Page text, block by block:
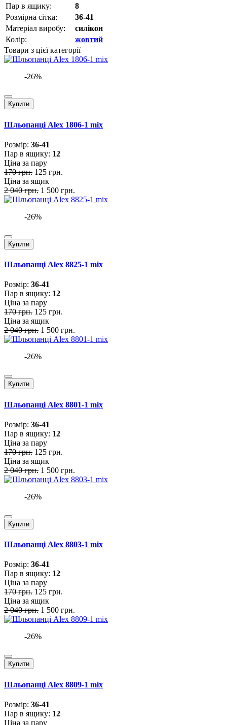
Пар в ящику:
8
Розмірна сітка:
36-41
Матеріал виробу:
силікон
Колір:
жовтий
Товари з цієї категорії
-26%
Купити
Шльопанці Alex 1806-1 mix
Розмiр: 36-41
Пар в ящику: 12
Ціна за пару
170 грн. 125 грн.
Ціна за ящик
2 040 грн. 1 500 грн.
-26%
Купити
Шльопанці Alex 8825-1 mix
Розмiр: 36-41
Пар в ящику: 12
Ціна за пару
170 грн. 125 грн.
Ціна за ящик
2 040 грн. 1 500 грн.
-26%
Купити
Шльопанці Alex 8801-1 mix
Розмiр: 36-41
Пар в ящику: 12
Ціна за пару
170 грн. 125 грн.
Ціна за ящик
2 040 грн. 1 500 грн.
-26%
Купити
Шльопанці Alex 8803-1 mix
Розмiр: 36-41
Пар в ящику: 12
Ціна за пару
170 грн. 125 грн.
Ціна за ящик
2 040 грн. 1 500 грн.
-26%
Купити
Шльопанці Alex 8809-1 mix
Розмiр: 36-41
Пар в ящику: 12
Ціна за пару